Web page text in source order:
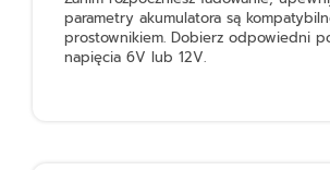
parametry akumulatora są
prostownikiem. Dobierz odpowiedni
napięcia 6V lub 12V.